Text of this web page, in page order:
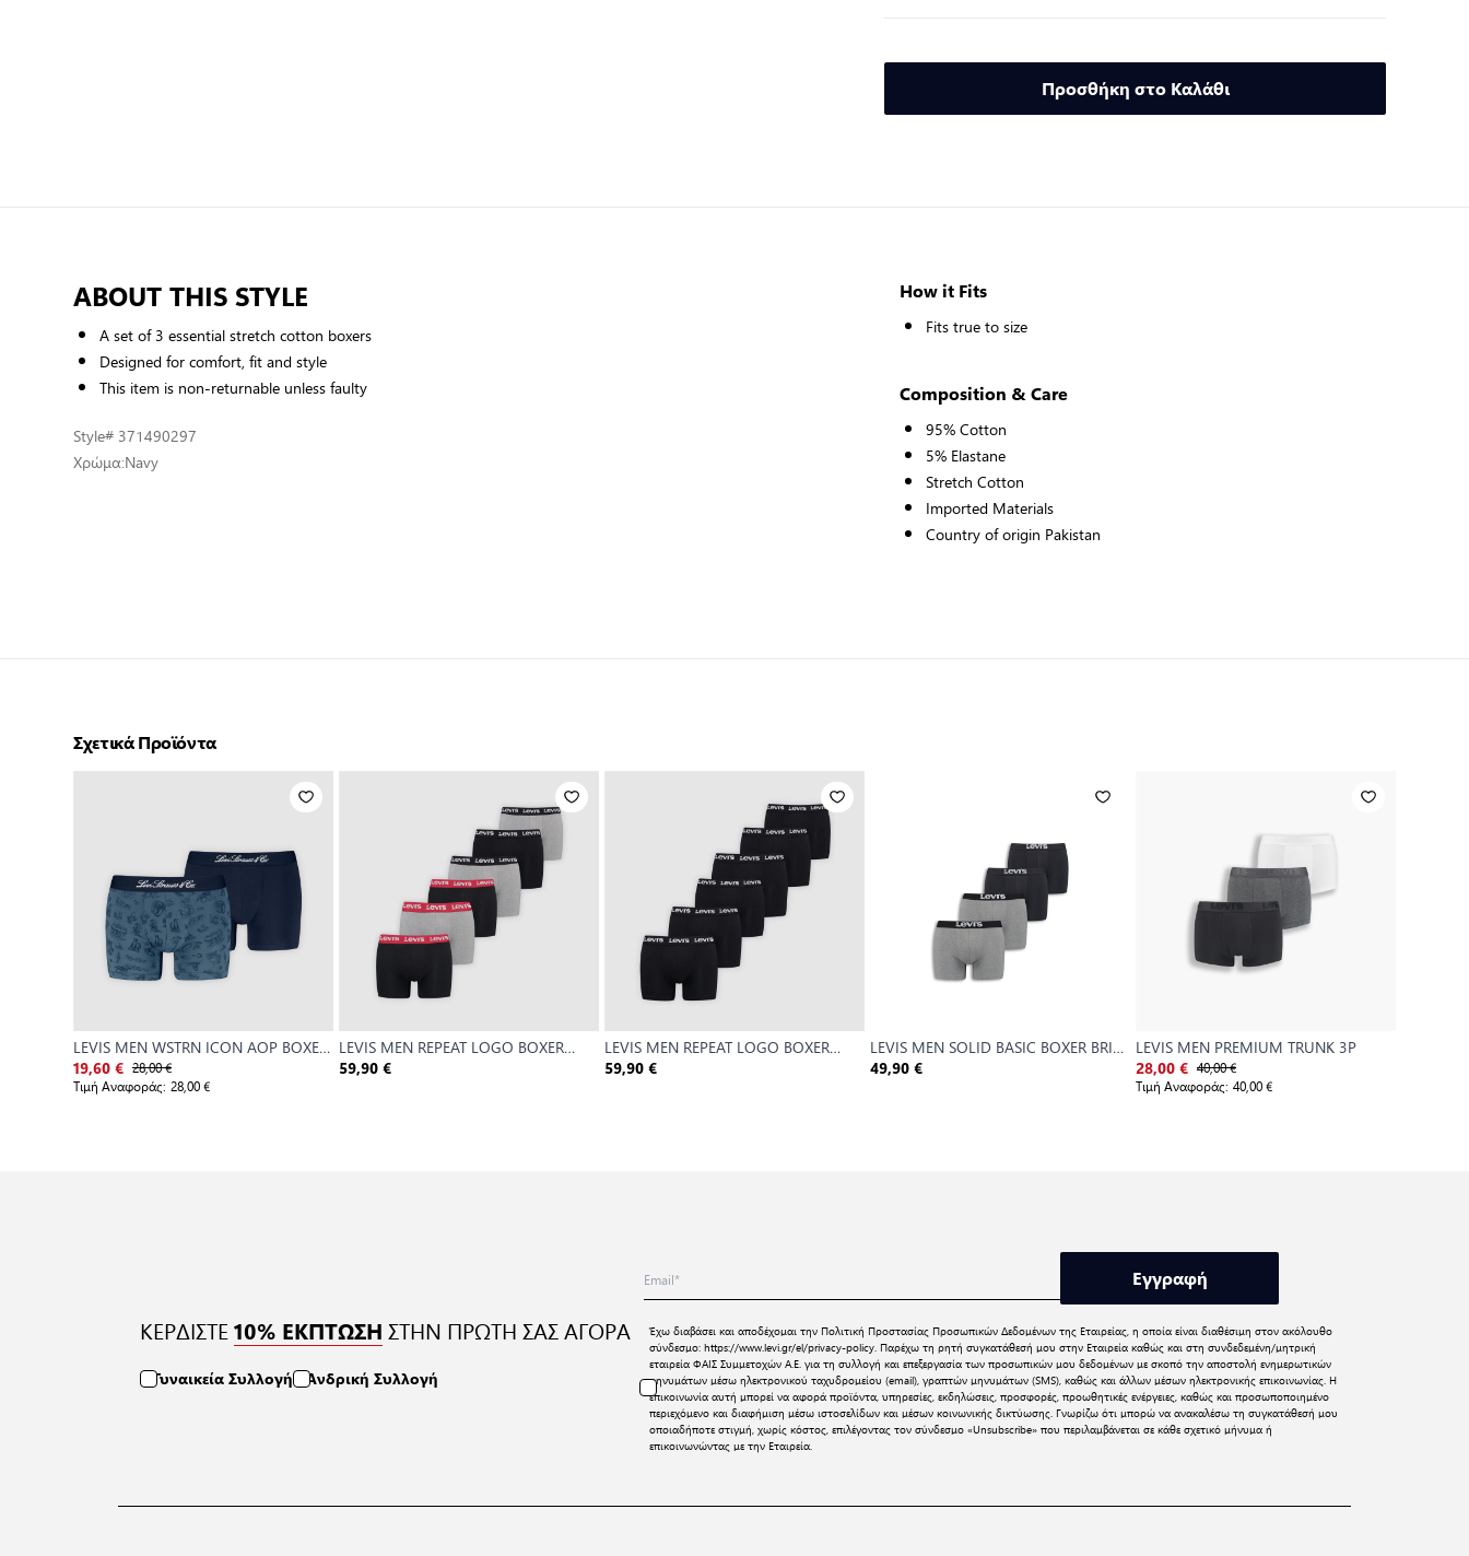
Προσθήκη στο Καλάθι
ABOUT THIS STYLE
A set of 3 essential stretch cotton boxers
Designed for comfort, fit and style
This item is non-returnable unless faulty
Style# 371490297
Χρώμα:Navy
How it Fits
Fits true to size
Composition & Care
95% Cotton
5% Elastane
Stretch Cotton
Imported Materials
Country of origin Pakistan
Σχετικά Προϊόντα
LEVIS MEN WSTRN ICON AOP BOXER
BRIEF 2P
19,60 € 28,00 €
Τιμή Αναφοράς: 28,00 €
LEVIS MEN REPEAT LOGO BOXER
BRIEF 6P ECOM
59,90 €
LEVIS MEN REPEAT LOGO BOXER
BRIEF 6P ECOM
59,90 €
LEVIS MEN SOLID BASIC BOXER BRIEF
ORG CO 4P ECOM
49,90 €
LEVIS MEN PREMIUM TRUNK 3P
28,00 € 40,00 €
Τιμή Αναφοράς: 40,00 €
ΚΕΡΔΙΣΤΕ 10% ΕΚΠΤΩΣΗ ΣΤΗΝ ΠΡΩΤΗ ΣΑΣ ΑΓΟΡΑ
Γυναικεία Συλλογή Ανδρική Συλλογή
Εγγραφή
Έχω διαβάσει και αποδέχομαι την Πολιτική Προστασίας Προσωπικών Δεδομένωντης Εταιρείας, η οποία είναι διαθέσιμη στον ακόλουθο
σύνδεσμο:https://www.levi.gr/el/privacy-policy. Παρέχω τη ρητή συγκατάθεσή μου στην Εταιρεία καθώς και στη συνδεδεμένη/μητρική
εταιρεία ΦΑΙΣ Συμμετοχών Α.Ε. για τη συλλογή και επεξεργασία των προσωπικών μου δεδομένων με σκοπό την αποστολή ενημερωτικών
μηνυμάτων μέσω ηλεκτρονικού ταχυδρομείου (email), γραπτών μηνυμάτων (SMS), καθώς και άλλων μέσων ηλεκτρονικής επικοινωνίας. Η
επικοινωνία αυτή μπορεί να αφορά προϊόντα, υπηρεσίες, εκδηλώσεις, προσφορές, προωθητικές ενέργειες, καθώς και προσωποποιημένο
περιεχόμενο και διαφήμιση μέσω ιστοσελίδων και μέσων κοινωνικής δικτύωσης. Γνωρίζω ότι μπορώ να ανακαλέσω τη συγκατάθεσή μου
οποιαδήποτε στιγμή, χωρίς κόστος, επιλέγοντας τον σύνδεσμο «Unsubscribe» που περιλαμβάνεται σε κάθε σχετικό μήνυμα ή
επικοινωνώντας με την Εταιρεία.